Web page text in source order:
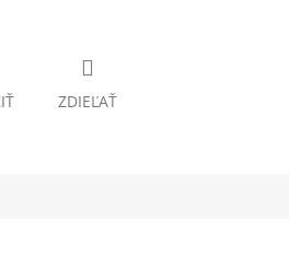
ZDIEĽAŤ